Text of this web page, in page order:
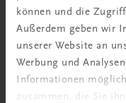
können und die
Außerdem geben wir
unserer Website an
Werbung und
Informationen
zusammen, die Sie
Mitarbeitern, die